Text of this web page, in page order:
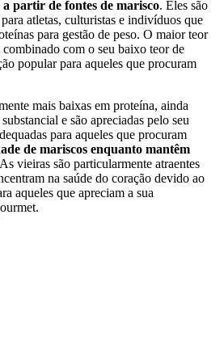
partir de fontes de marisco. Eles são
atletas, culturistas e indivíduos que
para gestão de peso. O maior teor
com o seu baixo teor de
popular para aqueles que procuram
mais baixas em proteína, ainda
e são apreciadas pelo seu
para aqueles que procuram
de mariscos enquanto mantêm
vieiras são particularmente atraentes
na saúde do coração devido ao
aqueles que apreciam a sua